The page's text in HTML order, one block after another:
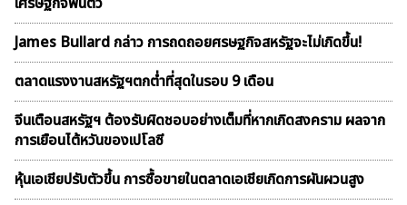
James Bullard กล่าว การถดถอยศรษฐกิจสหรัฐจะไม่เกิดขึ้น!
ตลาดเเรงงานสหรัฐฯตกต่ำที่สุดในรอบ 9 เดือน
จีนเตือนสหรัฐฯ ต้องรับผิดชอบอย่างเต็มที่หากเกิดสงคราม ผลจาก
การเยือนไต้หวันของเปโลซี
หุ้นเอเชียปรับตัวขึ้น การซื้อขายในตลาดเอเชียเกิดการผันผวนสูง